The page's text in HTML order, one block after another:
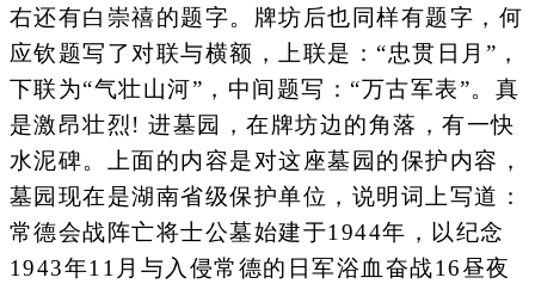
右还有白崇禧的题字。牌坊后也同样有题字，何
应钦题写了对联与横额，上联是：“忠贯日月”，
下联为“气壮山河”，中间题写：“万古军表”。真
是激昂壮烈! 进墓园，在牌坊边的角落，有一快
水泥碑。上面的内容是对这座墓园的保护内容，
墓园现在是湖南省级保护单位，说明词上写道：
常德会战阵亡将士公墓始建于1944年，以纪念
1943年11月与入侵常德的日军浴血奋战16昼夜